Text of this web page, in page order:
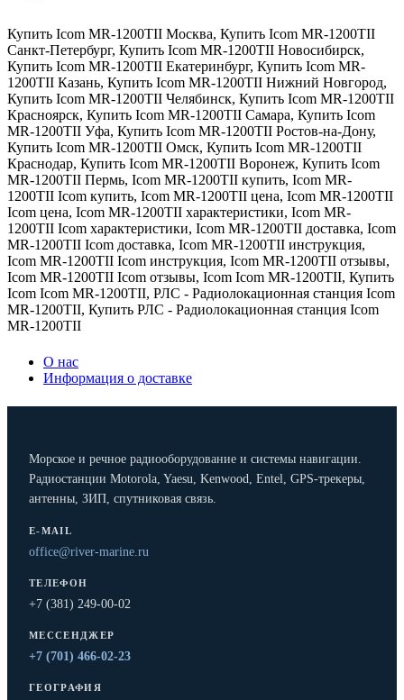
Купить Icom MR-1200TII Москва, Купить Icom MR-1200TII
Санкт-Петербург, Купить Icom MR-1200TII Новосибирск,
Купить Icom MR-1200TII Екатеринбург, Купить Icom MR-
1200TII Казань, Купить Icom MR-1200TII Нижний Новгород,
Купить Icom MR-1200TII Челябинск, Купить Icom MR-1200TII
Красноярск, Купить Icom MR-1200TII Самара, Купить Icom
MR-1200TII Уфа, Купить Icom MR-1200TII Ростов-на-Дону,
Купить Icom MR-1200TII Омск, Купить Icom MR-1200TII
Краснодар, Купить Icom MR-1200TII Воронеж, Купить Icom
MR-1200TII Пермь, Icom MR-1200TII купить, Icom MR-
1200TII Icom купить, Icom MR-1200TII цена, Icom MR-1200TII
Icom цена, Icom MR-1200TII характеристики, Icom MR-
1200TII Icom характеристики, Icom MR-1200TII доставка, Icom
MR-1200TII Icom доставка, Icom MR-1200TII инструкция,
Icom MR-1200TII Icom инструкция, Icom MR-1200TII отзывы,
Icom MR-1200TII Icom отзывы, Icom Icom MR-1200TII, Купить
Icom Icom MR-1200TII, РЛС - Радиолокационная станция Icom
MR-1200TII, Купить РЛС - Радиолокационная станция Icom
MR-1200TII
О нас
Информация о доставке
Морское и речное радиооборудование и системы навигации.
Радиостанции Motorola, Yaesu, Kenwood, Entel, GPS-трекеры,
антенны, ЗИП, спутниковая связь.
E-MAIL
office@river-marine.ru
ТЕЛЕФОН
+7 (381) 249-00-02
МЕССЕНДЖЕР
+7 (701) 466-02-23
ГЕОГРАФИЯ